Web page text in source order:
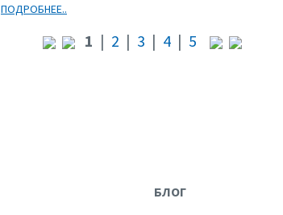
ПОДРОБНЕЕ..
1 | 2 | 3 | 4| 5
БЛОГ